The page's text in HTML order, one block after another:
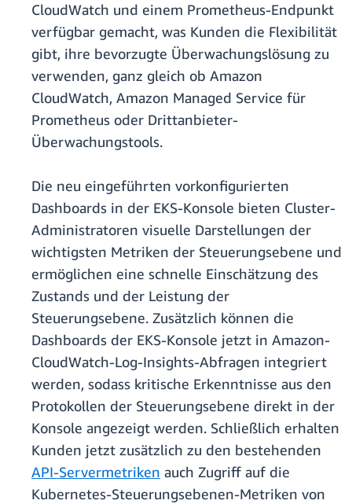
CloudWatch und einem Prometheus-Endpunkt
verfügbar gemacht, was Kunden die Flexibilität
gibt, ihre bevorzugte Überwachungslösung zu
verwenden, ganz gleich ob Amazon
CloudWatch, Amazon Managed Service für
Prometheus oder Drittanbieter-
Überwachungstools.
Die neu eingeführten vorkonfigurierten
Dashboards in der EKS-Konsole bieten Cluster-
Administratoren visuelle Darstellungen der
wichtigsten Metriken der Steuerungsebene und
ermöglichen eine schnelle Einschätzung des
Zustands und der Leistung der
Steuerungsebene. Zusätzlich können die
Dashboards der EKS-Konsole jetzt in Amazon-
CloudWatch-Log-Insights-Abfragen integriert
werden, sodass kritische Erkenntnisse aus den
Protokollen der Steuerungsebene direkt in der
Konsole angezeigt werden. Schließlich erhalten
Kunden jetzt zusätzlich zu den bestehenden
API-Servermetriken auch Zugriff auf die
Kubernetes-Steuerungsebenen-Metriken von